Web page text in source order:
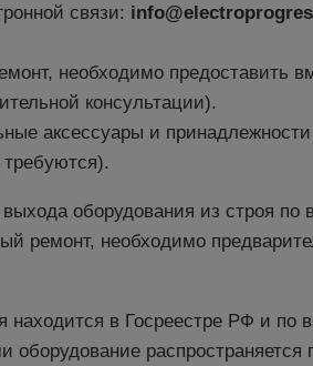
связи:
необходимо предоставить
консультации).
аксессуары и
оборудования из строя по
ремонт, необходимо
находится в Госреестре РФ и